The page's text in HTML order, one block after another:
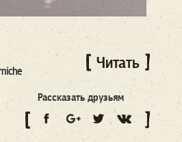
Читать
Рассказать друзьям